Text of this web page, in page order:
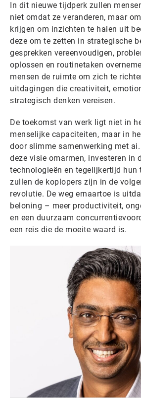
In dit nieuwe tijdperk zullen
niet omdat ze veranderen, maar
krijgen om inzichten te halen uit
deze om te zetten in strategische
gesprekken vereenvoudigen,
oplossen en routinetaken
mensen de ruimte om zich te
uitdagingen die creativiteit,
strategisch denken vereisen.
De toekomst van werk ligt niet in
menselijke capaciteiten, maar in
door slimme samenwerking met
deze visie omarmen, investeren in
technologieën en tegelijkertijd hun
zullen de koplopers zijn in de
revolutie. De weg ernaartoe is
beloning – meer productiviteit,
en een duurzaam
een reis die de moeite waard is.